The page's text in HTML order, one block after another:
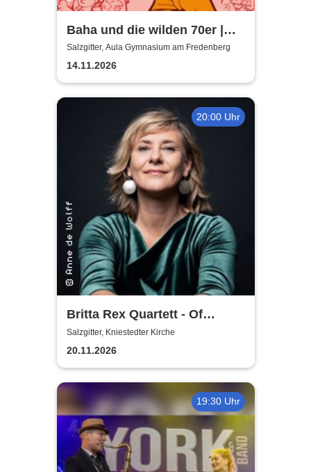
Baha und die wilden 70er |
Aula Gymnasium am
Fredenberg
Salzgitter, Aula Gymnasium am Fredenberg
14.11.2026
20:00 Uhr
Britta Rex Quartett - Of
Witches, Queens & Heroines
Salzgitter, Kniestedter Kirche
20.11.2026
19:30 Uhr